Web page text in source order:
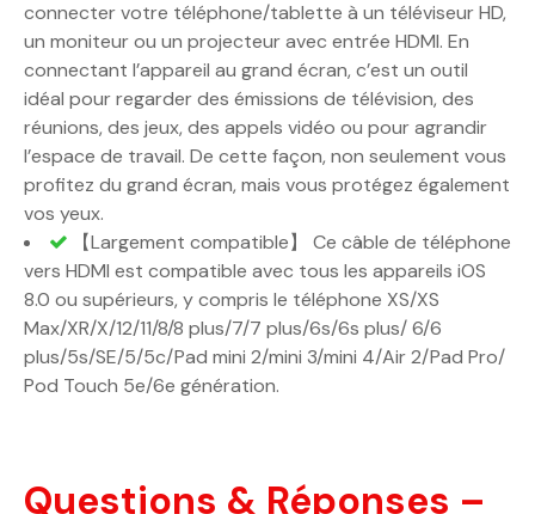
connecter votre téléphone/tablette à un téléviseur HD,
un moniteur ou un projecteur avec entrée HDMI. En
connectant l’appareil au grand écran, c’est un outil
idéal pour regarder des émissions de télévision, des
réunions, des jeux, des appels vidéo ou pour agrandir
l’espace de travail. De cette façon, non seulement vous
profitez du grand écran, mais vous protégez également
vos yeux.
【Largement compatible】 Ce câble de téléphone
vers HDMI est compatible avec tous les appareils iOS
8.0 ou supérieurs, y compris le téléphone XS/XS
Max/XR/X/12/11/8/8 plus/7/7 plus/6s/6s plus/ 6/6
plus/5s/SE/5/5c/Pad mini 2/mini 3/mini 4/Air 2/Pad Pro/
Pod Touch 5e/6e génération.
Questions & Réponses –